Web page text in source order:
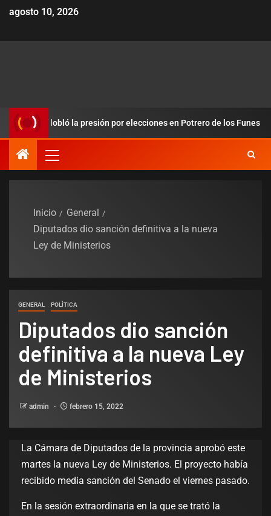
agosto 10, 2026
redobló la presión por elecciones en Potrero de los Funes
Inicio
General
Diputados dio sanción definitiva a la nueva
Ley de Ministerios
GENERAL POLÌTICA
Diputados dio sanción
definitiva a la nueva Ley
de Ministerios
admin febrero 15, 2022
La Cámara de Diputados de la provincia aprobó este
martes la nueva Ley de Ministerios. El proyecto había
recibido media sanción del Senado el viernes pasado.
En la sesión extraordinaria en la que se trató la